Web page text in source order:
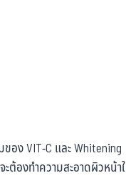
ง VIT-C และ Whitening
ต้องทำความสะอาดผิวหน้